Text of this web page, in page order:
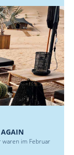
waren im Februar